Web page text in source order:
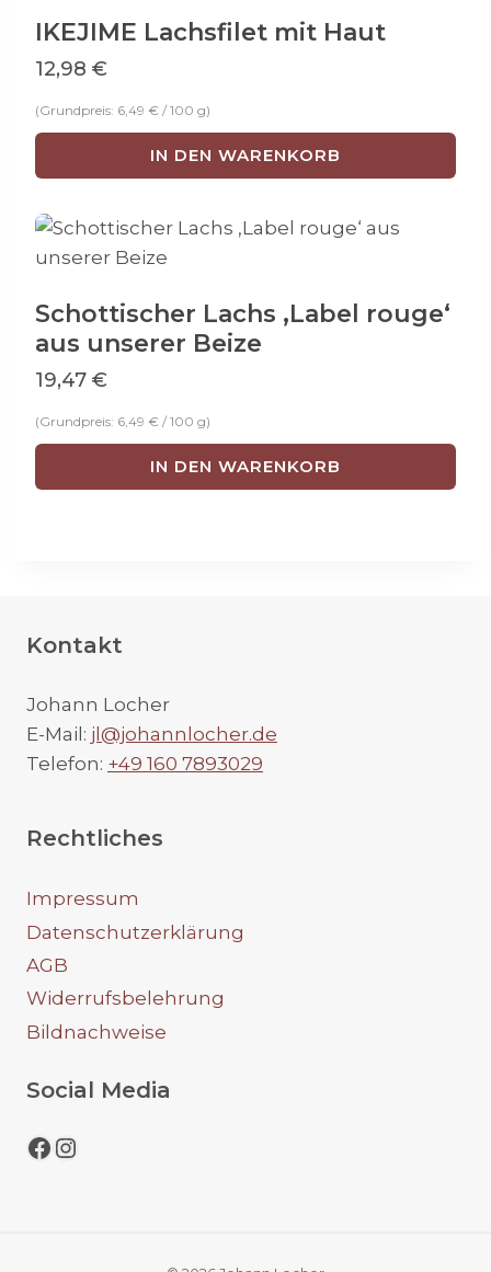
gewählt
werden
IKEJIME Lachsfilet mit Haut
12,98 €
(Grundpreis: 6,49 € / 100 g)
IN DEN WARENKORB
Schottischer Lachs ‚Label rouge‘
aus unserer Beize
19,47 €
(Grundpreis: 6,49 € / 100 g)
IN DEN WARENKORB
Kontakt
Johann Locher
E-Mail: jl@johannlocher.de
Telefon: +49 160 7893029
Rechtliches
Impressum
Datenschutzerklärung
AGB
Widerrufsbelehrung
Bildnachweise
Social Media
Facebook
Instagram